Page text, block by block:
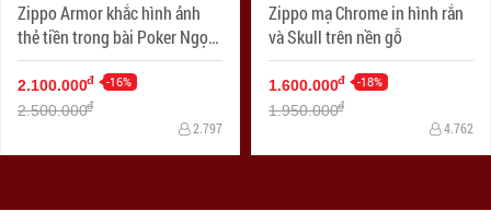
Zippo Armor khắc hình ảnh
thẻ tiền trong bài Poker Ngọn
lửa đỏ
2.100.000đ -16%
2.500.000đ
2.797
Zippo mạ Chrome in hình rắn
và Skull trên nền gỗ
1.600.000đ -18%
1.950.000đ
4.762